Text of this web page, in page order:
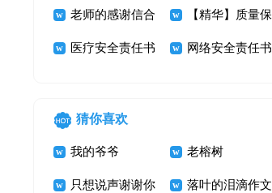
汇总九篇
老师的感谢信合
集5篇
【精华】质量保
证书四篇
医疗安全责任书 网络安全责任书
猜你喜欢
我的爷爷 老榕树
只想说声谢谢你 落叶的泪滴作文